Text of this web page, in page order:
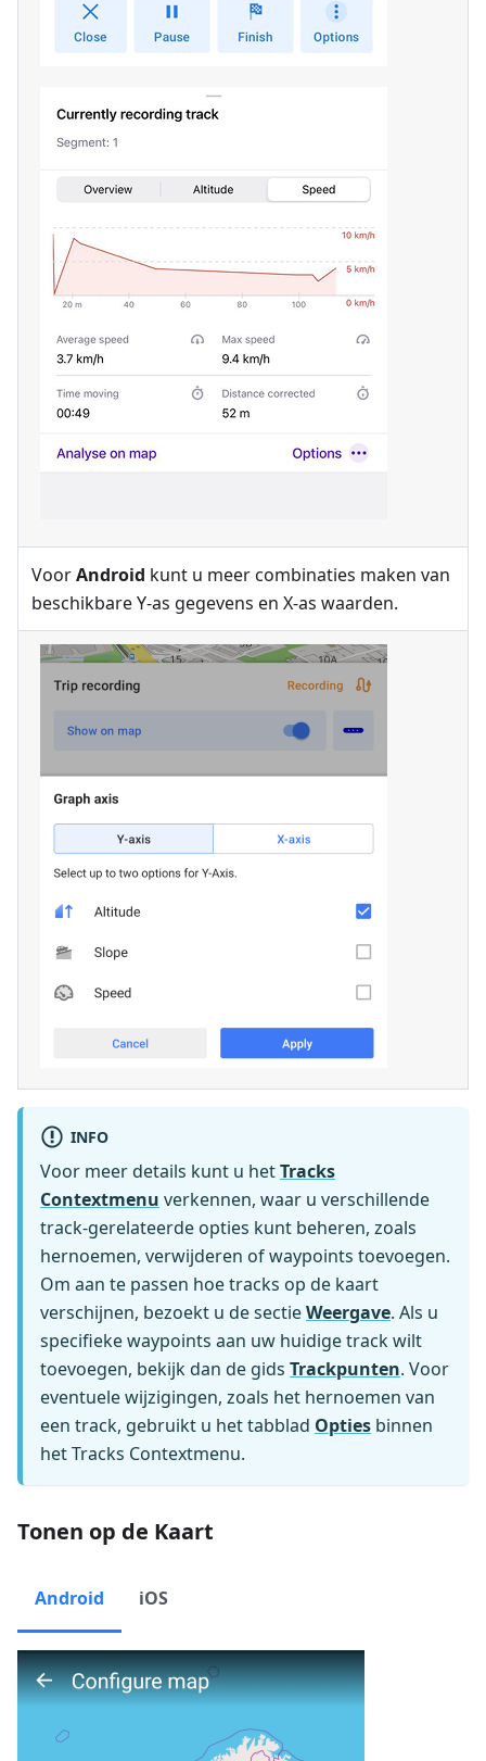
VoorAndroid kunt u meer combinaties maken van
beschikbare Y-as gegevens en X-as waarden.
INFO
Voor meer details kunt u hetTracks
Contextmenu verkennen, waar u verschillende
track-gerelateerde opties kunt beheren, zoals
hernoemen, verwijderen of waypoints toevoegen.
Om aan te passen hoe tracks op de kaart
verschijnen, bezoekt u de sectieWeergave. Als u
specifieke waypoints aan uw huidige track wilt
toevoegen, bekijk dan de gids Trackpunten. Voor
eventuele wijzigingen, zoals het hernoemen van
een track, gebruikt u het tabblad Opties binnen
het Tracks Contextmenu.
Tonen op de Kaart
Android iOS